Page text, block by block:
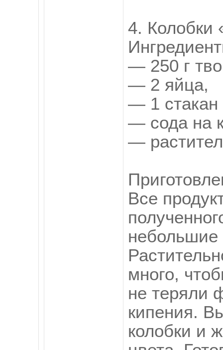
4. Колобки
— 250 г
— 2 яйца,
— 1 стакан
— сода на
—
Все
небольшие
много,
не теряли
кипения.
колобки и